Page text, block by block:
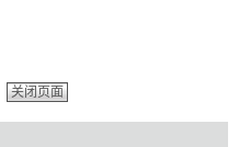
关闭页面